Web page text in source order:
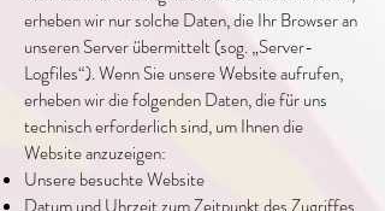
erheben wir nur solche Daten, die Ihr Browser an
unseren Server übermittelt (sog. „Server-
Logfiles“). Wenn Sie unsere Website aufrufen,
erheben wir die folgenden Daten, die für uns
technisch erforderlich sind, um Ihnen die
Website anzuzeigen:
Unsere besuchte Website